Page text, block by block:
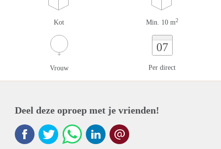
Kot Min. 10 m2
Vrouw
07
Per direct
Deel deze oproep met je vrienden!